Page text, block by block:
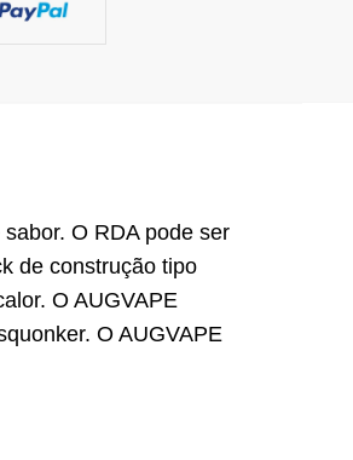
sabor.O RDA pode ser
de construção tipo
O AUGVAPE
O AUGVAPE